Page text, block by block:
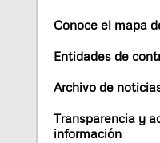
Conoce el mapa
Entidades de
Archivo de
Transparencia y
información